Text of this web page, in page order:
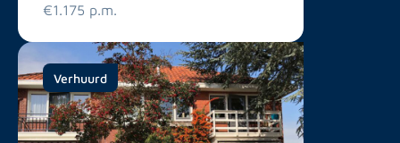
€1.175 p.m.
Verhuurd